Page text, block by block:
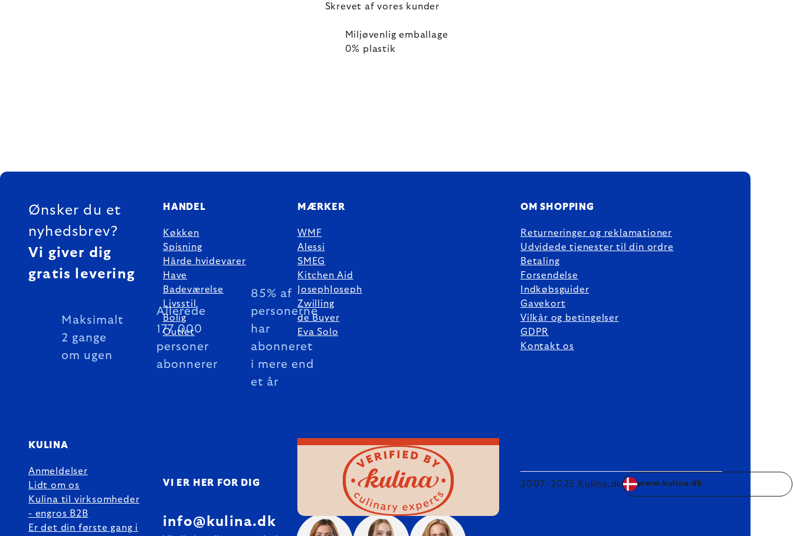
Skrevet af vores kunder
Miljøvenlig emballage
0% plastik
FOOTER
Ønsker du et
nyhedsbrev?
Vi giver dig
gratis levering
Maksimalt
2 gange
om ugen
Allerede
177 000
personer
abonnerer
85% af
personerne
har
abonneret
i mere end
et år
HANDEL
Køkken
Spisning
Hårde hvidevarer
Have
Badeværelse
Livsstil
Bolig
Outlet
MÆRKER
WMF
Alessi
SMEG
Kitchen Aid
JosephJoseph
Zwilling
de Buyer
Eva Solo
OM SHOPPING
Returneringer og reklamationer
Udvidede tjenester til din ordre
Betaling
Forsendelse
Indkøbsguider
Gavekort
Vilkår og betingelser
GDPR
Kontakt os
KULINA
Anmeldelser
Lidt om os
Kulina til virksomheder
- engros B2B
Er det din første gang i
VI ER HER FOR DIG
info@kulina.dk
2007–2025 Kulina.dk www.kulina.dk